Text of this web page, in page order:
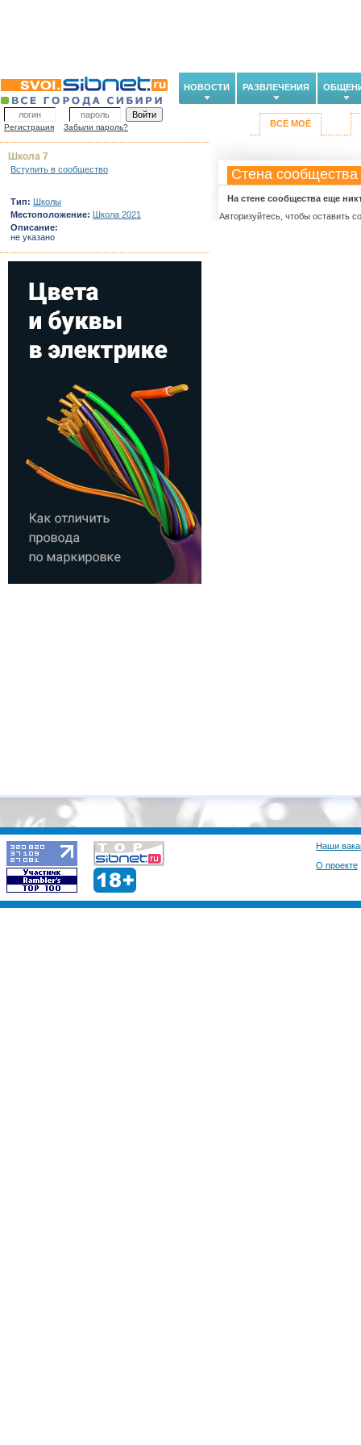
НОВОСТИ РАЗВЛЕЧЕНИЯ
Регистрация Забыли пароль? ВСЁ МОЁ
Стена сообщества
На стене сообщества еще
Авторизуйтесь, чтобы оставить
Школа 7
Вступить в сообщество
Тип: Школы
Местоположение: Школа 2021
Описание:
не указано
Наши
О проекте